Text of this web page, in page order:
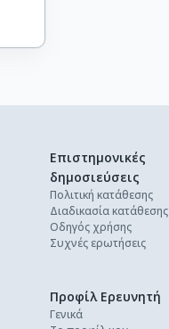
Επιστημονικές
δημοσιεύσεις
Πολιτική κατάθεσης
Διαδικασία κατάθεσης
Οδηγός χρήσης
Συχνές ερωτήσεις
Προφίλ Ερευνητή
Γενικά